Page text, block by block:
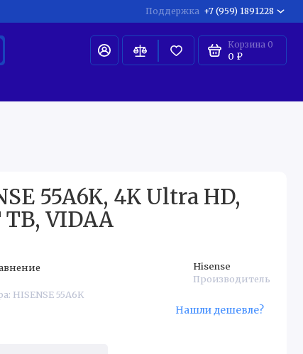
Поддержка +7 (959) 1891228
Корзина 0
0 ₽
55A6K, 4K Ultra HD,
VIDAA
HISENSE 55A6K
Hisense
Производитель
Нашли дешевле?